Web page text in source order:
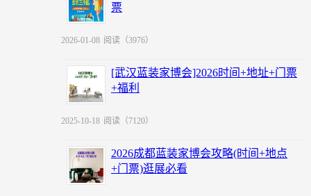
票
2026-01-08 阅读（3976）
[武汉蓝装家博会]2026时间+地址+门票
+福利
2025-10-18 阅读（7120）
2026成都蓝装家博会攻略(时间+地点
+门票)逛展必看